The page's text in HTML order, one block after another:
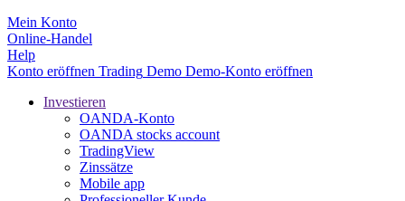
Mein Konto
Online-Handel
Help
Konto eröffnen Trading Demo Demo-Konto eröffnen
Investieren
OANDA-Konto
OANDA stocks account
TradingView
Zinssätze
Mobile app